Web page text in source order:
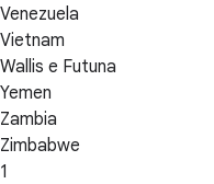
Venezuela
Vietnam
Wallis e Futuna
Yemen
Zambia
Zimbabwe
1